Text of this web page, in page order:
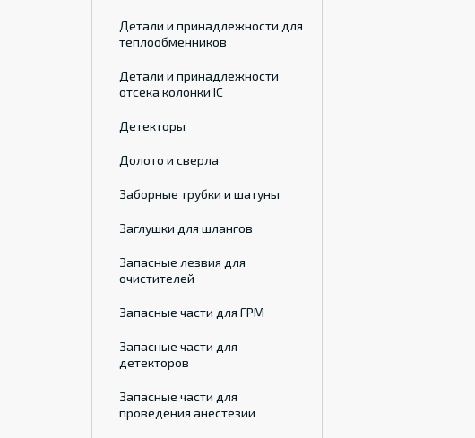
Детали и принадлежности для
теплообменников
Детали и принадлежности
отсека колонки IC
Детекторы
Долото и сверла
Заборные трубки и шатуны
Заглушки для шлангов
Запасные лезвия для
очистителей
Запасные части для ГРМ
Запасные части для
детекторов
Запасные части для
проведения анестезии